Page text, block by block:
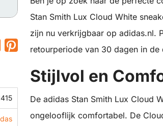
Stan Smith Lux Cloud White
zijn nu verkrijgbaar op adidas.nl.
retourperiode van 30 dagen in
Stijlvol en
De adidas Stan Smith Lux Cloud
ongelooflijk comfortabel. De